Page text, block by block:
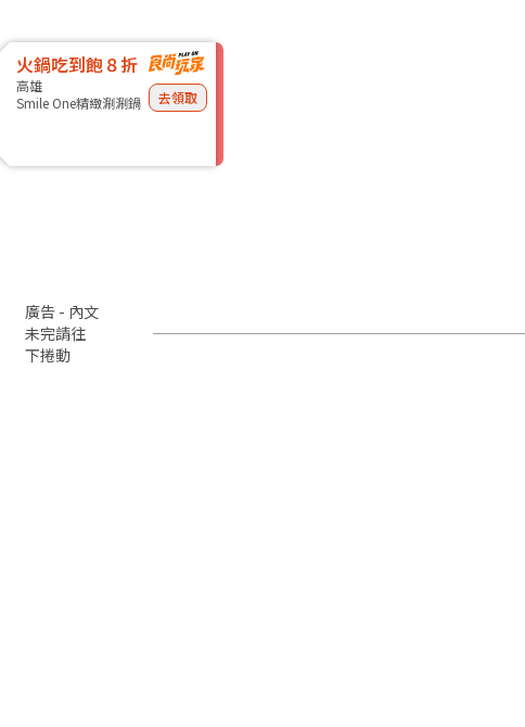
火鍋吃到飽８折
高雄
Smile One精緻涮涮鍋
去領取
廣告 - 內文
未完請往
下捲動